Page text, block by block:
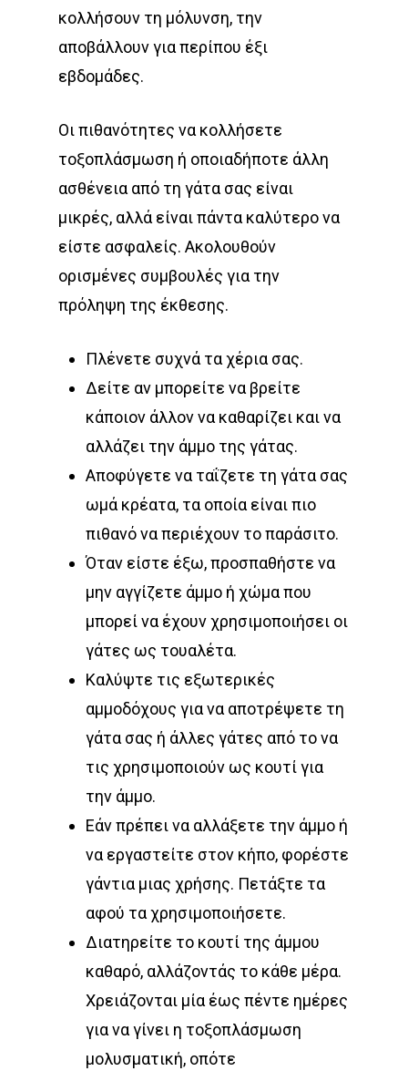
κολλήσουν τη μόλυνση, την
αποβάλλουν για περίπου έξι
εβδομάδες.
Οι πιθανότητες να κολλήσετε
τοξοπλάσμωση ή οποιαδήποτε άλλη
ασθένεια από τη γάτα σας είναι
μικρές, αλλά είναι πάντα καλύτερο να
είστε ασφαλείς. Ακολουθούν
ορισμένες συμβουλές για την
πρόληψη της έκθεσης.
Πλένετε συχνά τα χέρια σας.
Δείτε αν μπορείτε να βρείτε
κάποιον άλλον να καθαρίζει και να
αλλάζει την άμμο της γάτας.
Αποφύγετε να ταΐζετε τη γάτα σας
ωμά κρέατα, τα οποία είναι πιο
πιθανό να περιέχουν το παράσιτο.
Όταν είστε έξω, προσπαθήστε να
μην αγγίζετε άμμο ή χώμα που
μπορεί να έχουν χρησιμοποιήσει οι
γάτες ως τουαλέτα.
Καλύψτε τις εξωτερικές
αμμοδόχους για να αποτρέψετε τη
γάτα σας ή άλλες γάτες από το να
τις χρησιμοποιούν ως κουτί για
την άμμο.
Εάν πρέπει να αλλάξετε την άμμο ή
να εργαστείτε στον κήπο, φορέστε
γάντια μιας χρήσης. Πετάξτε τα
αφού τα χρησιμοποιήσετε.
Διατηρείτε το κουτί της άμμου
καθαρό, αλλάζοντάς το κάθε μέρα.
Χρειάζονται μία έως πέντε ημέρες
για να γίνει η τοξοπλάσμωση
μολυσματική, οπότε